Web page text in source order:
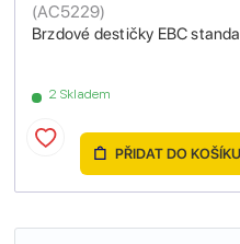
Brzdové destičky EBC
(AC5229)
2 Skladem
PŘIDAT DO KOŠÍKU